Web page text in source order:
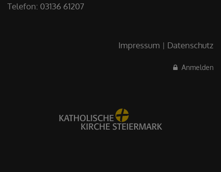
Telefon: 03136 61207
Impressum Datenschutz
Anmelden